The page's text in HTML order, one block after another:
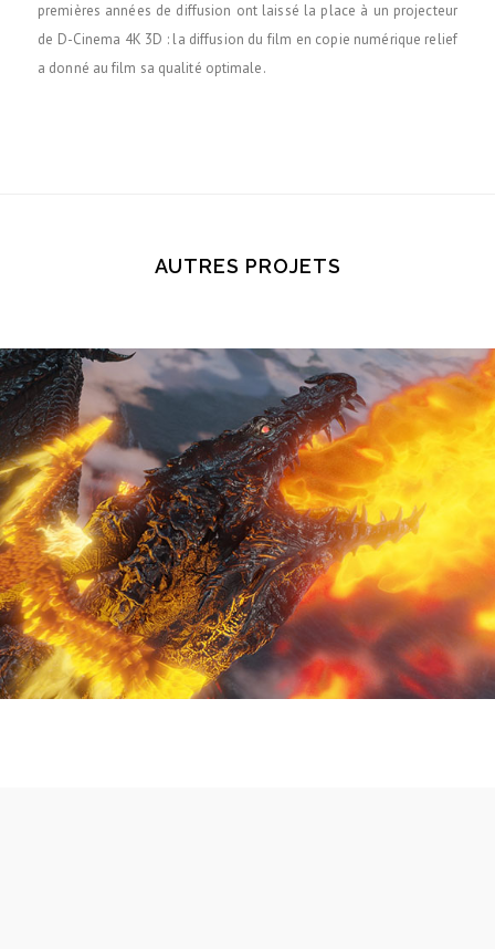
premières années de diffusion ont laissé la place à un projecteur
de D-Cinema 4K 3D : la diffusion du film en copie numérique relief
a donné au film sa qualité optimale.
AUTRES PROJETS
DRAGON RIDE 2
3D RELIEF